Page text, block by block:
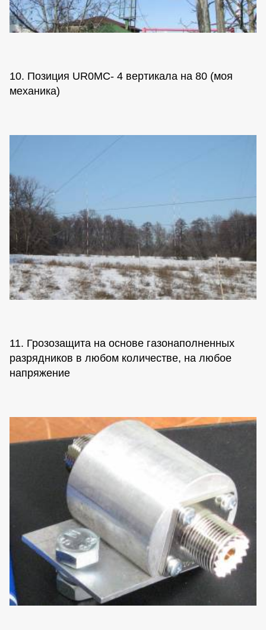
10. Позиция UR0MC- 4 вертикала на 80 (моя
механика)
11. Грозозащита на основе газонаполненных
разрядников в любом количестве, на любое
напряжение